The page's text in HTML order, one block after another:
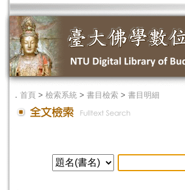
． 首頁 > 檢索系統 > 書目檢索 > 書目明細